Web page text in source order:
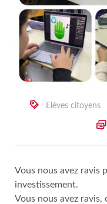
Elèves citoyens
Vous nous avez ravis
investissement.
Vous nous avez